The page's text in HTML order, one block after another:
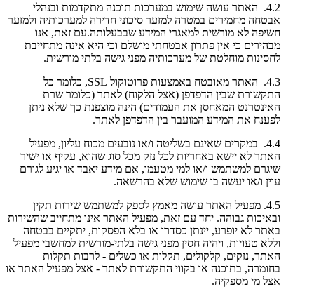
4.2. האתר עושה שימוש במערכות תוכנה מתקדמות ובנהלי
אבטחה מחמירים במטרה למזער סיכוני חדירה למערכותיה ולמזער
חשיפה לא מורשית למאגרי המידע שבבעלותה.עם זאת, אנו
מבהירים כי אין פתרון אבטחתי מושלם וכי היא אינה מתחייבת
לחסינות מוחלטת של מערכותיה מפני גישה בלתי מורשית.
4.3. האתר מאובטח באמצעות פרוטוקול SSL, כלומר כל
התקשורת שבין הדפדפן (אצל הלקוח) לאתר (כלומר שרת
האינטרנט המאחסן את העמודים) הינה מוצפנת כך שלא ניתן
לפענח את המידע המועבר בין הדפדפן לאתר.
4.4. במקרים שאינם בשליטה ו/או נובעים מכוח עליון, מפעיל
האתר לא יישא באחריות לכל נזק מכל סוג שהוא, עקיף או ישיר
שיגרם למשתמש ו/או למי מטעמו, אם מידע יאבד או יגיע לגורם
עוין ו/או יעשה בו שימוש שלא בהרשאה.
4.5. מפעיל האתר עושה מאמץ לספק למשתמש שירות תקין
ובאיכות גבוהה. יחד עם זאת, מפעיל האתר אינו מתחייב שהשירות
באתר לא יופרע, יינתן כסדרו או בלא הפסקות, יתקיים בבטחה
וללא טעויות, ויהיה חסין מפני גישה בלתי-מורשית למחשבי מפעיל
האתר, נזקים, קלקולים, תקלות או כשלים - לרבות תקלות
בחומרה, בתוכנה או בקווי התקשורת לאתר - אצל מפעיל האתר או
אצל מי מספקיה.